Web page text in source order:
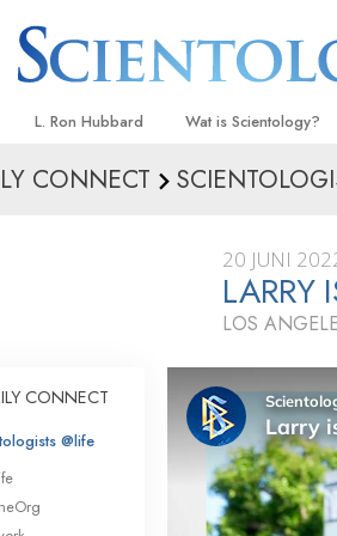
L. Ron Hubbard Wat is Scientology?
Overtuigingen &
Wat scientologen
Scientology
Maak kennis met een
Binnen in een Kerk
De Grondbeginselen
Een Inleiding tot
CONNECT
20 JUNI
LARRY
LOS
CONNECT
@life